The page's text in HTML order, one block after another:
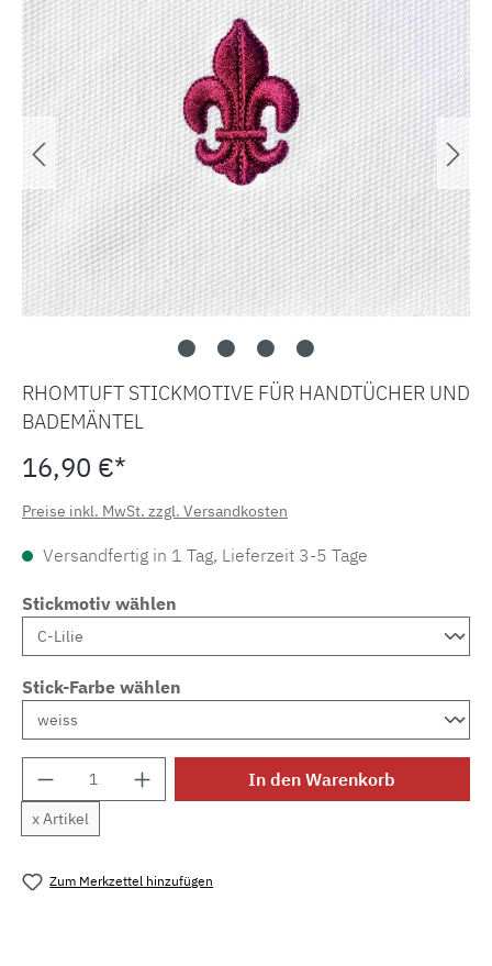
RHOMTUFT STICKMOTIVE FÜR HANDTÜCHER UND
BADEMÄNTEL
16,90 €*
Preise inkl. MwSt. zzgl. Versandkosten
Versandfertig in 1 Tag, Lieferzeit 3-5 Tage
Stickmotiv wählen
Stick-Farbe wählen
Produkt Anzahl: Gib den gewünschten
x Artikel
In den Warenkorb
Zum Merkzettel hinzufügen